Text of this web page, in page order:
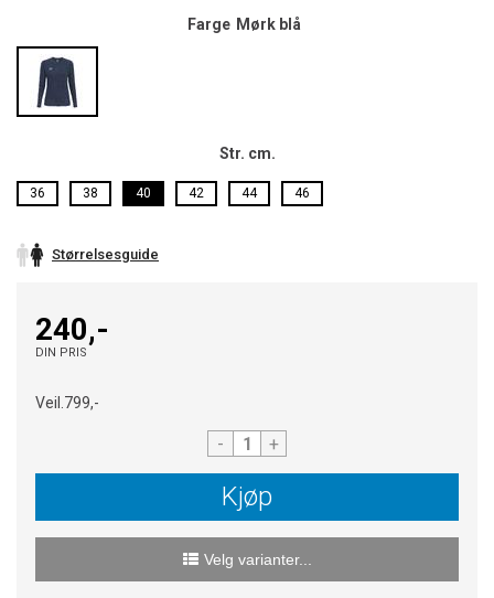
Farge Mørk blå
Str. cm.
36 38 40 42 44 46
Størrelsesguide
240,-
DIN PRIS
Veil. 799,-
- +
Kjøp
Velg varianter...